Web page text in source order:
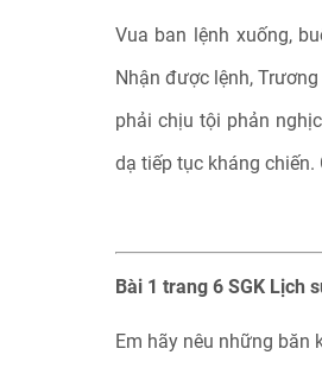
Vua ban lệnh xuống,
Nhận được lệnh,
phải chịu tội phản
dạ tiếp tục kháng
Bài 1 trang 6 SGK Lịch
Em hãy nêu những băn